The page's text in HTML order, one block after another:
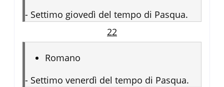
- Settimo giovedì del tempo di Pasqua.
22
Romano
- Settimo venerdì del tempo di Pasqua.